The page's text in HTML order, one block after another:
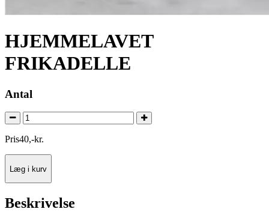
HJEMMELAVET
FRIKADELLE
Antal
Pris40,-kr.
Læg i kurv
Beskrivelse